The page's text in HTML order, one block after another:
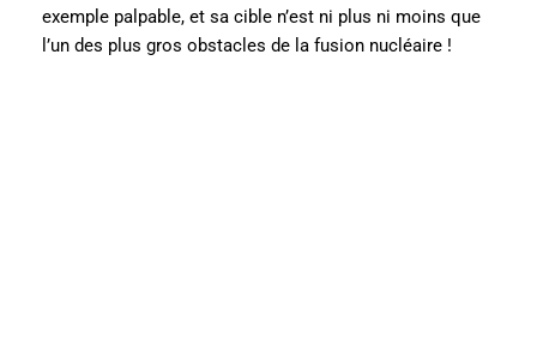
exemple palpable, et sa cible n’est ni plus ni moins que
l’un des plus gros obstacles de la fusion nucléaire !